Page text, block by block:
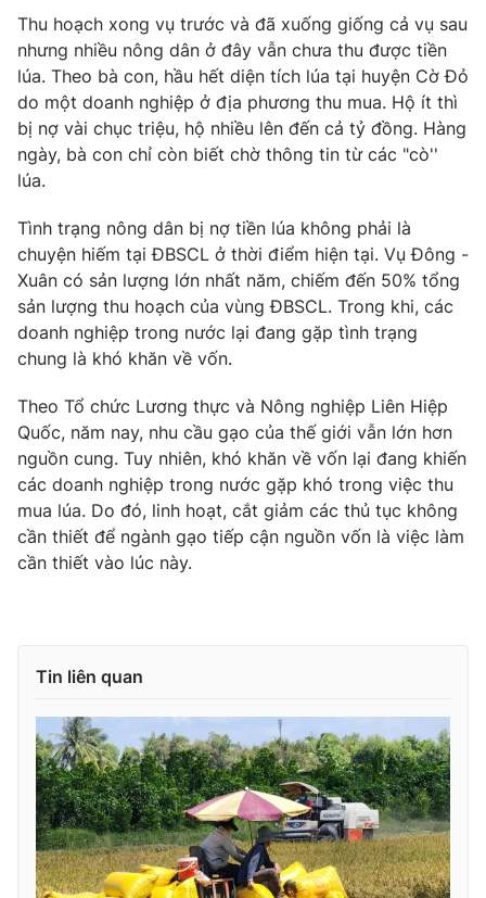
Video Shorts video
VTV Money VTV Thể thao
VTV Sức khoẻ Bất động sản
VTV4 Vươn mình bằng AI
VTV9 VTV8
Liên hệ tòa soạn English
THỜI BÁO VTV
Cơ quan chủ quản:
Cơ quan báo chí:Thời báo VTV
Giấy phép hoạt động báo in và báo điện tử số 483/GP-BTTTT
cấp ngày 29/12/2023
Tổng Biên tập:Vũ Thanh Thủy
Phó Tổng Biên tập:Nguyễn Thị Mỹ Hạnh, Phạm Quốc Thắng,
Nguyễn Trọng Ninh
Tổng đài VTV:024.38 355 931 - 024.38 355 932
Thu hoạch xong vụ trước và đã xuống giống cả vụ sau
nhưng nhiều nông dân ở đây vẫn chưa thu được tiền
lúa. Theo bà con, hầu hết diện tích lúa tại huyện Cờ Đỏ
do một doanh nghiệp ở địa phương thu mua. Hộ ít thì
bị nợ vài chục triệu, hộ nhiều lên đến cả tỷ đồng. Hàng
ngày, bà con chỉ còn biết chờ thông tin từ các "cò''
lúa.
Tình trạng nông dân bị nợ tiền lúa không phải là
chuyện hiếm tại ĐBSCL ở thời điểm hiện tại. Vụ Đông -
Xuân có sản lượng lớn nhất năm, chiếm đến 50% tổng
sản lượng thu hoạch của vùng ĐBSCL. Trong khi, các
doanh nghiệp trong nước lại đang gặp tình trạng
chung là khó khăn về vốn.
Theo Tổ chức Lương thực và Nông nghiệp Liên Hiệp
Quốc, năm nay, nhu cầu gạo của thế giới vẫn lớn hơn
nguồn cung. Tuy nhiên, khó khăn về vốn lại đang khiến
các doanh nghiệp trong nước gặp khó trong việc thu
mua lúa. Do đó, linh hoạt, cắt giảm các thủ tục không
cần thiết để ngành gạo tiếp cận nguồn vốn là việc làm
cần thiết vào lúc này.
Tin liên quan